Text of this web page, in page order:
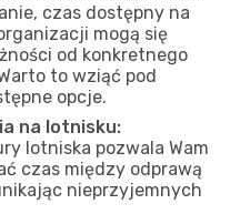
czas dostępny na
mogą się
od konkretnego
to wziąć pod
opcje.
na lotnisku:
lotniska pozwala Wam
czas między odprawą
nieprzyjemnych